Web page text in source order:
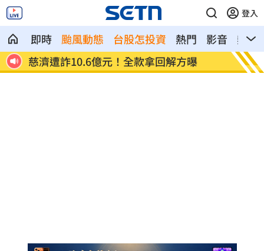
登入
即時 颱風動態 台股怎投資 熱門 影音
熱搜
慈濟遭詐10.6億元！全款拿回解方曝
稱龍